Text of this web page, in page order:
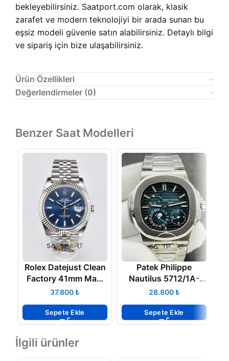
bekleyebilirsiniz. Saatport.com olarak, klasik
zarafet ve modern teknolojiyi bir arada sunan bu
eşsiz modeli güvenle satın alabilirsiniz. Detaylı bilgi
ve sipariş için bize ulaşabilirsiniz.
Ürün Özellikleri
Değerlendirmeler (0)
Benzer Saat Modelleri
Rolex Datejust Clean
Factory 41mm Mavi
Kadran 904L Jubile
ETA
₺
Sepete Ekle
Patek Philippe
Nautilus 5712/1A-
001 V1₺
Sepete Ekle
İlgili ürünler